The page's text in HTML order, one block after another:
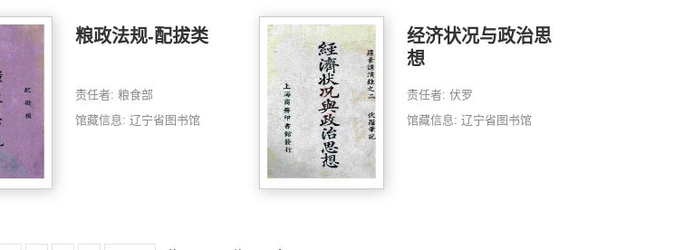
粮政法规-配拔类
责任者: 粮食部
馆藏信息: 辽宁省图书馆
经济状况与政治思
想
责任者: 伏罗
馆藏信息: 辽宁省图书馆